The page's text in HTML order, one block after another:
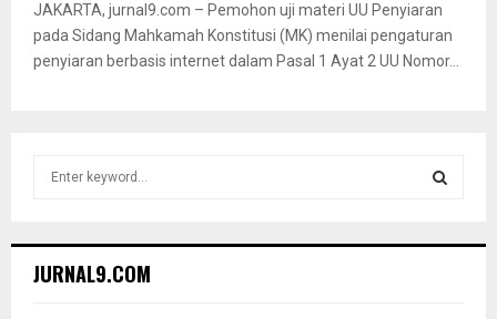
JAKARTA, jurnal9.com – Pemohon uji materi UU Penyiaran
pada Sidang Mahkamah Konstitusi (MK) menilai pengaturan
penyiaran berbasis internet dalam Pasal 1 Ayat 2 UU Nomor...
h
JURNAL9.COM